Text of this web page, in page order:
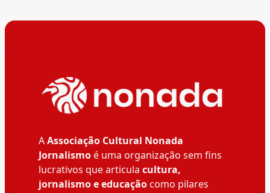
AAssociação Cultural Nonada
Jornalismoé uma organização sem fins
lucrativos que articula cultura,
jornalismo e educaçãocomo pilares